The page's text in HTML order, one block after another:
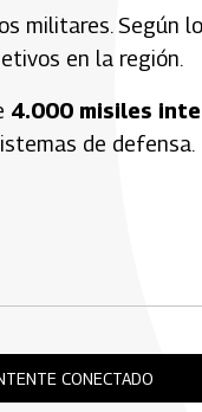
militares. Según
en la región.
4.000 misiles
de defensa.
CONECTADO